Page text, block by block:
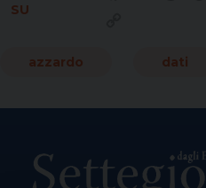
SU
azzardo dati